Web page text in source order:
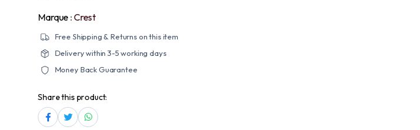
Marque : Crest
Free Shipping & Returns on this item
Delivery within 3-5 working days
Money Back Guarantee
Share this product: